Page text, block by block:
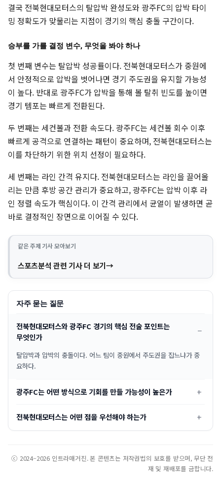
결국 전북현대모터스의 탈압박 완성도와 광주FC의 압박 타이
밍 정확도가 맞물리는 지점이 경기의 핵심 충돌 구간이다.
승부를 가를 결정 변수, 무엇을 봐야 하나
첫 번째 변수는 탈압박 성공률이다. 전북현대모터스가 중원에
서 안정적으로 압박을 벗어나면 경기 주도권을 유지할 가능성
이 높다. 반대로 광주FC가 압박을 통해 볼 탈취 빈도를 높이면
경기 템포는 빠르게 전환된다.
두 번째는 세컨볼과 전환 속도다. 광주FC는 세컨볼 회수 이후
빠르게 공격으로 연결하는 패턴이 중요하며, 전북현대모터스는
이를 차단하기 위한 위치 선정이 필요하다.
세 번째는 라인 간격 유지다. 전북현대모터스는 라인을 끌어올
리는 만큼 후방 공간 관리가 중요하고, 광주FC는 압박 이후 라
인 정렬 속도가 핵심이다. 이 간격 관리에서 균열이 발생하면 곧
바로 결정적인 장면으로 이어질 수 있다.
같은 주제 기사 모아보기
스포츠분석 관련 기사 더 보기
자주 묻는 질문
전북현대모터스와 광주FC 경기의 핵심 전술 포인트는
무엇인가
탈압박과 압박의 충돌이다. 어느 팀이 중원에서 주도권을 잡느냐가 중
요하다.
광주FC는 어떤 방식으로 기회를 만들 가능성이 높은가
전북현대모터스는 어떤 점을 우선해야 하는가
ⓒ 2024–2026 인트라매거진. 본 콘텐츠는 저작권법의 보호를 받으며, 무단 전
재 및 재배포를 금합니다.